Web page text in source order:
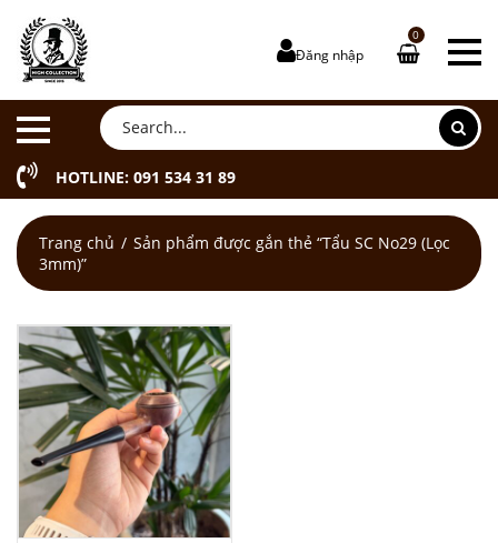
Đăng nhập
0
HOTLINE: 091 534 31 89
Trang chủ
Sản phẩm được gắn thẻ “Tẩu SC No29 (Lọc
3mm)”